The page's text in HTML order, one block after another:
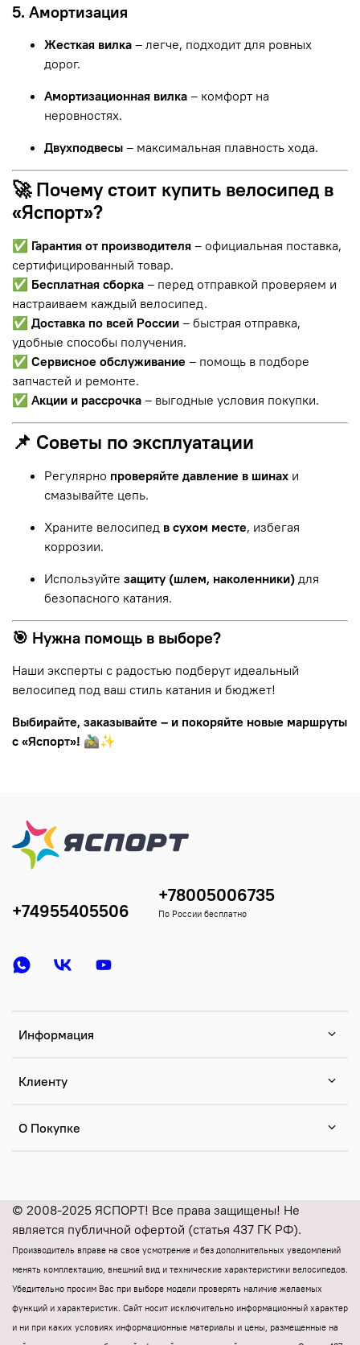
5. Амортизация
Жесткая вилка – легче, подходит для ровных
дорог.
Амортизационная вилка – комфорт на
неровностях.
Двухподвесы – максимальная плавность хода.
🚀 Почему стоит купить велосипед в
«Яспорт»?
✅ Гарантия от производителя – официальная поставка,
сертифицированный товар.
✅ Бесплатная сборка – перед отправкой проверяем и
настраиваем каждый велосипед.
✅ Доставка по всей России – быстрая отправка,
удобные способы получения.
✅ Сервисное обслуживание – помощь в подборе
запчастей и ремонте.
✅ Акции и рассрочка – выгодные условия покупки.
📌 Советы по эксплуатации
Регулярно проверяйте давление в шинах и
смазывайте цепь.
Храните велосипед в сухом месте, избегая
коррозии.
Используйте защиту (шлем, наколенники) для
безопасного катания.
🎯 Нужна помощь в выборе?
Наши эксперты с радостью подберут идеальный
велосипед под ваш стиль катания и бюджет!
Выбирайте, заказывайте – и покоряйте новые маршруты
с «Яспорт»! 🚵‍♂️✨
Информация
Клиенту
О Покупке
+74955405506
+78005006735
По России бесплатно
© 2008-2025 ЯСПОРТ! Все права защищены! Не
является публичной офертой (статья 437 ГК РФ).
Производитель вправе на свое усмотрение и без дополнительных уведомлений
менять комплектацию, внешний вид и технические характеристики велосипедов.
Убедительно просим Вас при выборе модели проверять наличие желаемых
функций и характеристик. Cайт носит исключительно информационный характер
и ни при каких условиях информационные материалы и цены, размещенные на